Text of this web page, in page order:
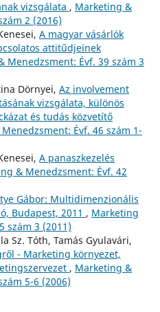
vizsgálata , Marketing &
2 (2016)
A magyar vásárlók
attitűdjeinek
Menedzsment: Évf. 39 szám 3
Dörnyei, Az involvement
vizsgálata, különös
és tudás közvetítő
Évf. 46 szám 1-
A panaszkezelés
& Menedzsment: Évf. 42
Gábor: Multidimenzionális
Budapest, 2011 , Marketing
szám 3 (2011)
Sz. Tóth, Tamás Gyulavári,
- Marketing környezet,
, Marketing &
5-6 (2006)